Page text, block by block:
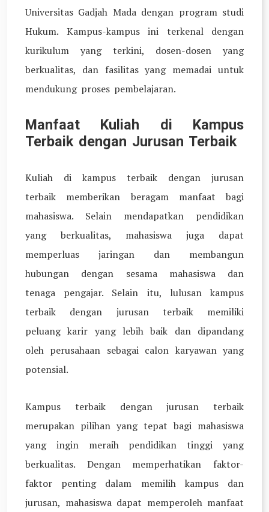
Universitas Gadjah Mada dengan program studi
Hukum. Kampus-kampus ini terkenal dengan
kurikulum yang terkini, dosen-dosen yang
berkualitas, dan fasilitas yang memadai untuk
mendukung proses pembelajaran.
Manfaat Kuliah di Kampus
Terbaik dengan Jurusan Terbaik
Kuliah di kampus terbaik dengan jurusan
terbaik memberikan beragam manfaat bagi
mahasiswa. Selain mendapatkan pendidikan
yang berkualitas, mahasiswa juga dapat
memperluas jaringan dan membangun
hubungan dengan sesama mahasiswa dan
tenaga pengajar. Selain itu, lulusan kampus
terbaik dengan jurusan terbaik memiliki
peluang karir yang lebih baik dan dipandang
oleh perusahaan sebagai calon karyawan yang
potensial.
Kampus terbaik dengan jurusan terbaik
merupakan pilihan yang tepat bagi mahasiswa
yang ingin meraih pendidikan tinggi yang
berkualitas. Dengan memperhatikan faktor-
faktor penting dalam memilih kampus dan
jurusan, mahasiswa dapat memperoleh manfaat